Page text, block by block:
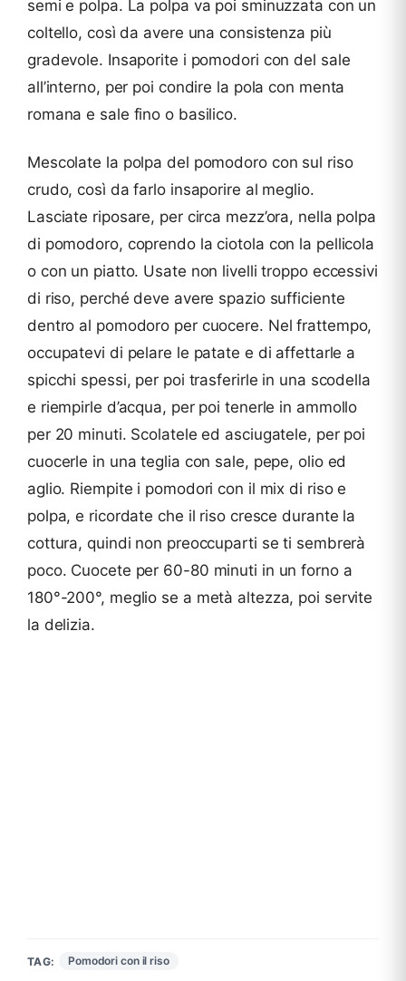
semi e polpa. La polpa va poi sminuzzata con un
coltello, così da avere una consistenza più
gradevole. Insaporite i pomodori con del sale
all’interno, per poi condire la pola con menta
romana e sale fino o basilico.
Mescolate la polpa del pomodoro con sul riso
crudo, così da farlo insaporire al meglio.
Lasciate riposare, per circa mezz’ora, nella polpa
di pomodoro, coprendo la ciotola con la pellicola
o con un piatto. Usate non livelli troppo eccessivi
di riso, perché deve avere spazio sufficiente
dentro al pomodoro per cuocere. Nel frattempo,
occupatevi di pelare le patate e di affettarle a
spicchi spessi, per poi trasferirle in una scodella
e riempirle d’acqua, per poi tenerle in ammollo
per 20 minuti. Scolatele ed asciugatele, per poi
cuocerle in una teglia con sale, pepe, olio ed
aglio. Riempite i pomodori con il mix di riso e
polpa, e ricordate che il riso cresce durante la
cottura, quindi non preoccuparti se ti sembrerà
poco. Cuocete per 60-80 minuti in un forno a
180°-200°, meglio se a metà altezza, poi servite
la delizia.
TAG: Pomodori con il riso